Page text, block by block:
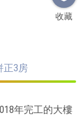
收藏
正3房
年完工的大樓